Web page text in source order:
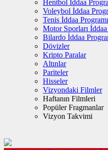
Hentbol İddaa
Voleybol İddaa
Tenis İddaa Programı
Motor Sporları İddaa
Bilardo İddaa
Dövizler
Kripto Paralar
Altınlar
Pariteler
Hisseler
Vizyondaki Filmler
Haftanın Filmleri
Popüler Fragmanlar
Vizyon Takvimi